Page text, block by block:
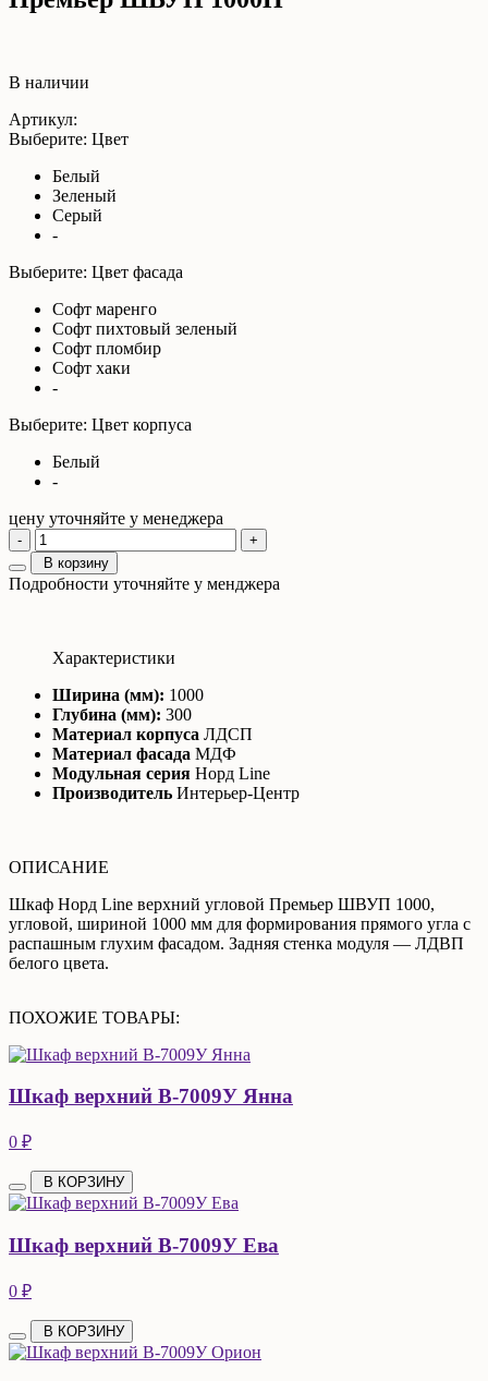
В наличии
Артикул:
Выберите: Цвет
Белый
Зеленый
Серый
-
Выберите: Цвет фасада
Софт маренго
Софт пихтовый зеленый
Софт пломбир
Софт хаки
-
Выберите: Цвет корпуса
Белый
-
цену уточняйте у менеджера
-
+
В корзину
Подробности уточняйте у менджера
Характеристики
Ширина (мм): 1000
Глубина (мм): 300
Материал корпуса ЛДСП
Материал фасада МДФ
Модульная серия Норд Line
Производитель Интерьер-Центр
ОПИСАНИЕ
Шкаф Норд Line верхний угловой Премьер ШВУП 1000,
угловой, шириной 1000 мм для формирования прямого угла с
распашным глухим фасадом. Задняя стенка модуля — ЛДВП
белого цвета.
ПОХОЖИЕ ТОВАРЫ:
Шкаф верхний В-7009У Янна
0 ₽
В КОРЗИНУ
Шкаф верхний В-7009У Ева
0 ₽
В КОРЗИНУ